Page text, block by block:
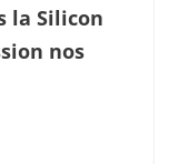
la Silicon
nos